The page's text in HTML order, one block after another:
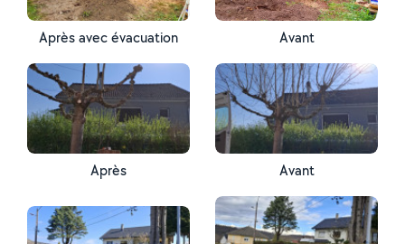
Après avec évacuation Avant
Après Avant